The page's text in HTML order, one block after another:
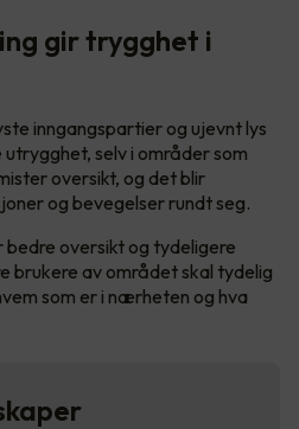
gir trygghet i
inngangspartier og ujevnt lys
selv i områder som
oversikt, og det blir
og bevegelser rundt seg.
bedre oversikt og tydeligere
brukere av området skal tydelig
som er i nærheten og hva